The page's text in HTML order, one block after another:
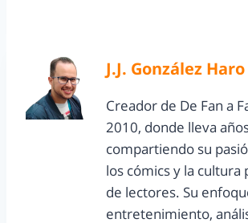
J.J. González Haro
Creador de De Fan a
2010, donde lleva
compartiendo su
los cómics y la cultura
de lectores. Su
entretenimiento,